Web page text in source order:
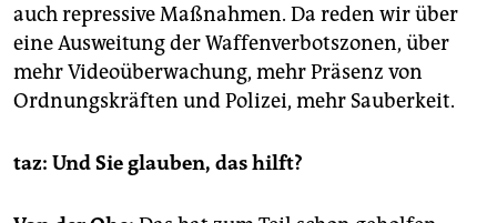
auch repressive Maßnahmen. Da reden wir über
eine Ausweitung der Waffenverbotszonen, über
mehr Videoüberwachung, mehr Präsenz von
Ordnungskräften und Polizei, mehr Sauberkeit.
taz: Und Sie glauben, das hilft?